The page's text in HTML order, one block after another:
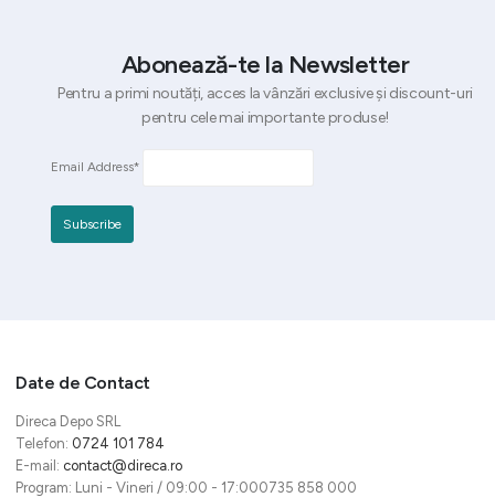
Abonează-te la Newsletter
Pentru a primi noutăți, acces la vânzări exclusive și discount-uri
pentru cele mai importante produse!
Email Address*
Date de Contact
Direca Depo SRL
Telefon: 0724 101 784
E-mail: contact@direca.ro
Program: Luni - Vineri / 09:00 - 17:000735 858 000